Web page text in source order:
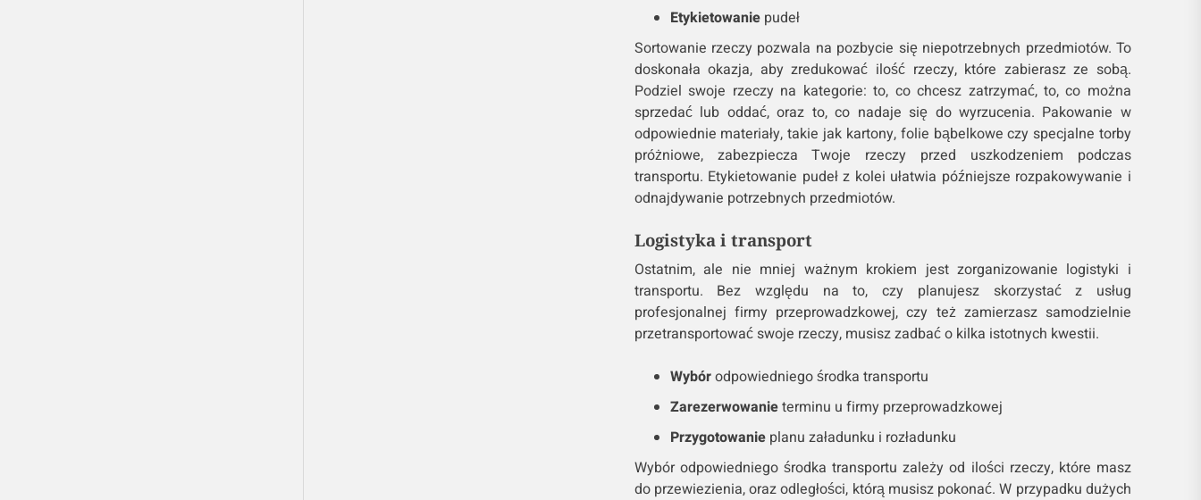
Etykietowaniepudeł
Sortowanie rzeczy pozwala na pozbycie się niepotrzebnych przedmiotów. To
doskonała okazja, aby zredukować ilość rzeczy, które zabierasz ze sobą.
Podziel swoje rzeczy na kategorie: to, co chcesz zatrzymać, to, co można
sprzedać lub oddać, oraz to, co nadaje się do wyrzucenia. Pakowanie w
odpowiednie materiały, takie jak kartony, folie bąbelkowe czy specjalne torby
próżniowe, zabezpiecza Twoje rzeczy przed uszkodzeniem podczas
transportu. Etykietowanie pudeł z kolei ułatwia późniejsze rozpakowywanie i
odnajdywanie potrzebnych przedmiotów.
Logistyka i transport
Ostatnim, ale nie mniej ważnym krokiem jest zorganizowanie logistyki i
transportu. Bez względu na to, czy planujesz skorzystać z usług
profesjonalnej firmy przeprowadzkowej, czy też zamierzasz samodzielnie
przetransportować swoje rzeczy, musisz zadbać o kilka istotnych kwestii.
Wybórodpowiedniego środka transportu
Zarezerwowanieterminu u firmy przeprowadzkowej
Przygotowanieplanu załadunku i rozładunku
Wybór odpowiedniego środka transportu zależy od ilości rzeczy, które masz
do przewiezienia, oraz odległości, którą musisz pokonać. W przypadku dużych